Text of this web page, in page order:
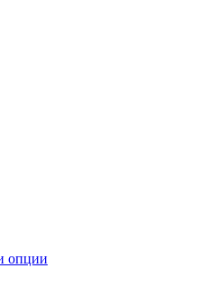
опции